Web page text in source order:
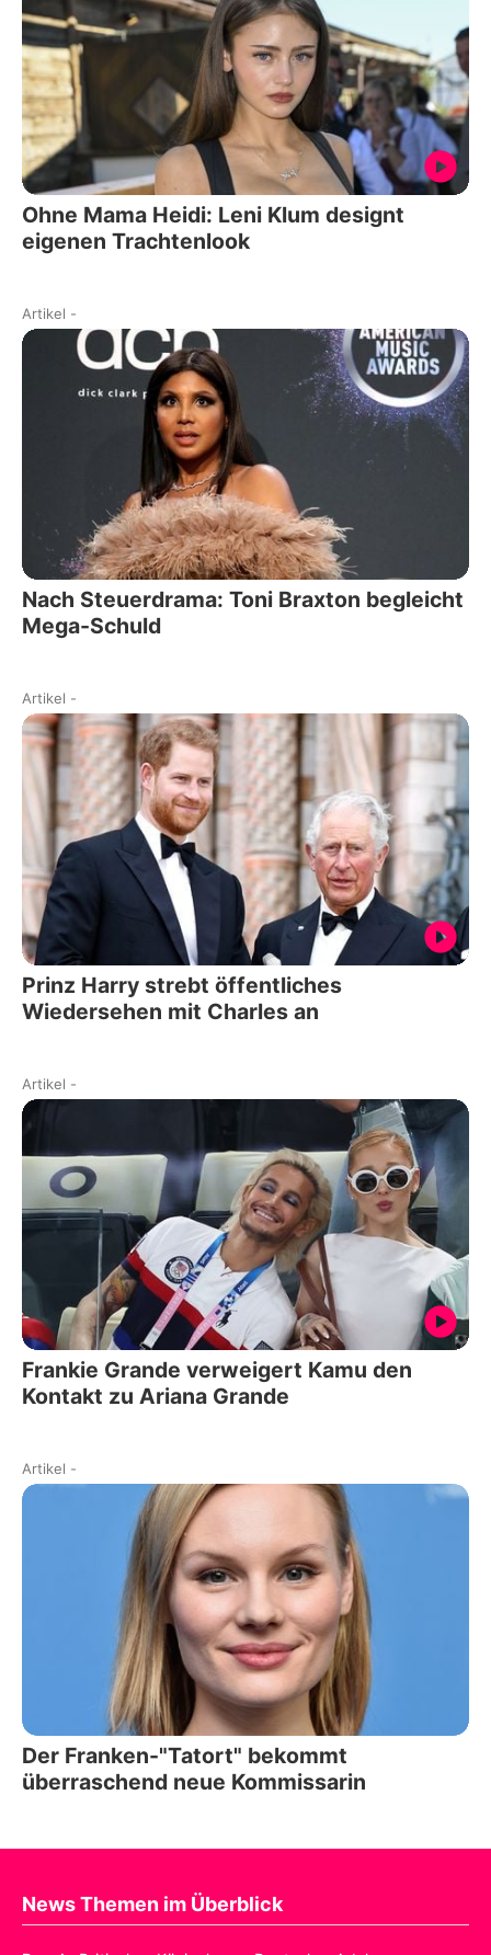
Ohne Mama Heidi: Leni Klum designt
eigenen Trachtenlook
Artikel -
Nach Steuerdrama: Toni Braxton begleicht
Mega-Schuld
Artikel -
Prinz Harry strebt öffentliches
Wiedersehen mit Charles an
Artikel -
Frankie Grande verweigert Kamu den
Kontakt zu Ariana Grande
Artikel -
Der Franken-"Tatort" bekommt
überraschend neue Kommissarin
News Themen im Überblick